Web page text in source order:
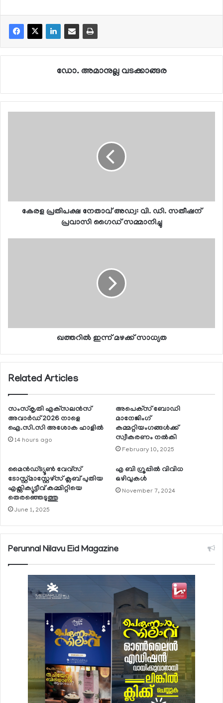
ഡോ. അമാനുല്ല വടക്കാങ്ങര
കേരള പ്രതിപക്ഷ നേതാവ് അഡ്വ: വി. ഡി. സതീഷന്
പ്രവാസി ഗൈഡ് സമ്മാനിച്ചു
ഖത്തറില്‍ ഇന്ന് മഴക്ക് സാധ്യത
Related Articles
സംസ്‌കൃതി എക്‌സലന്‍സ്
അവാര്‍ഡ് 2026 നാളെ
ഐ.സി.സി അശോക ഹാളില്‍
14 hours ago
അപെക്‌സ് ബോഡി
മാനേജിംഗ്
കമ്മറ്റിയംഗങ്ങള്‍ക്ക്
സ്വീകരണം നല്‍കി
February 10, 2025
മൈന്‍ഡ്ട്യൂണ്‍ വേവ്‌സ്
ടോസ്റ്റ്മാസ്റ്റേഴ്‌സ് ക്ലബ് പുതിയ
എക്സിക്യുട്ടീവ് കമ്മിറ്റിയെ
തെരഞ്ഞെടുത്തു
June 1, 2025
എ ബി ഗ്രൂപ്പില്‍ വിവിധ
ഒഴിവുകള്‍
November 7, 2024
Perunnal Nilavu Eid Magazine